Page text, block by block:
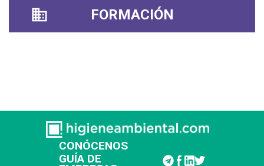
FORMACIÓN
CONÓCENOS
GUÍA DE